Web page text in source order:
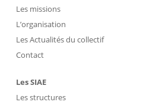
Les missions
L’organisation
Les Actualités du collectif
Contact
Les SIAE
Les structures